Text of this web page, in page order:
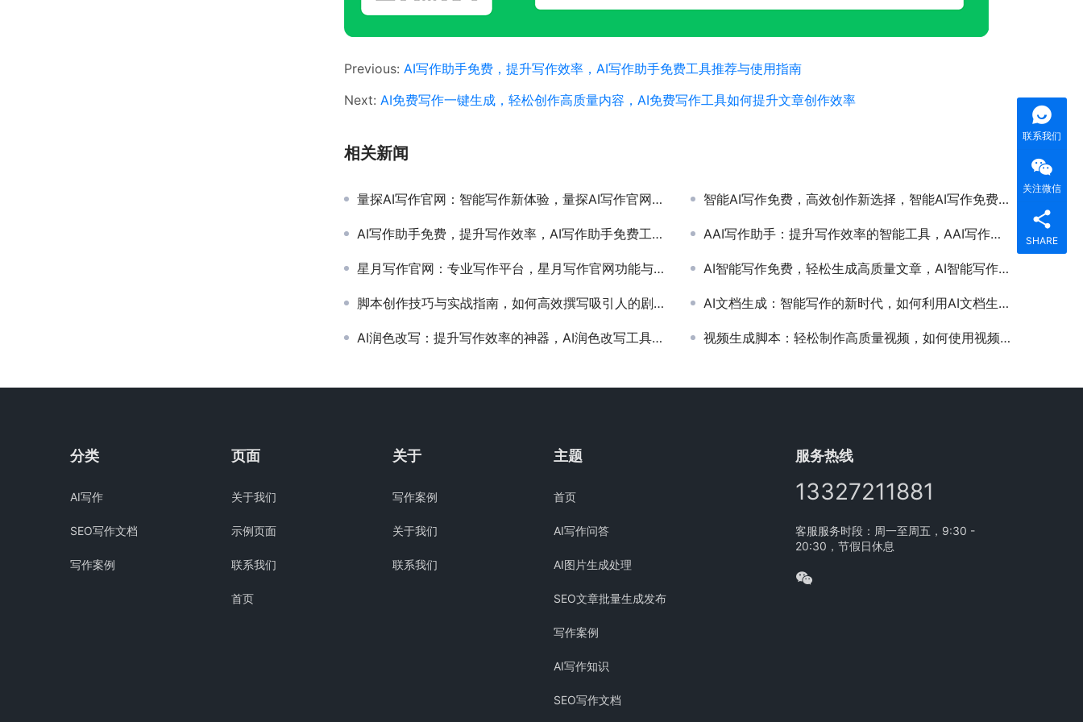
Previous: AI写作助手免费，提升写作效率，AI写作助手免费工具推荐与使用指南
Next: AI免费写作一键生成，轻松创作高质量内容，AI免费写作工具如何提升文章创作效率
相关新闻
量探AI写作官网：智能写作新体验，量探AI写作官网功能与使用指南 智能AI写作免费，高效创作新选择，智能AI写作免费工具推荐与使用指南
AI写作助手免费，提升写作效率，AI写作助手免费工具推荐与使用指南 AAI写作助手：提升写作效率的智能工具，AAI写作助手如何帮助提高写作效率和质量
星月写作官网：专业写作平台，星月写作官网功能与用户评价全面解析 AI智能写作免费，轻松生成高质量文章，AI智能写作免费工具推荐与使用教程
脚本创作技巧与实战指南，如何高效撰写吸引人的剧本内容 AI文档生成：智能写作的新时代，如何利用AI文档生成提升工作效率
AI润色改写：提升写作效率的神器，AI润色改写工具如何提升文章质量与效率 视频生成脚本：轻松制作高质量视频，如何使用视频生成脚本高效创作短视频内容
分类
AI写作
SEO写作文档
写作案例
页面
关于我们
示例页面
联系我们
首页
关于
写作案例
关于我们
联系我们
主题
首页
AI写作问答
AI图片生成处理
SEO文章批量生成发布
写作案例
AI写作知识
SEO写作文档
服务热线
13327211881
客服服务时段：周一至周五，9:30 -
20:30，节假日休息
联系我们
关注微信
SHARE